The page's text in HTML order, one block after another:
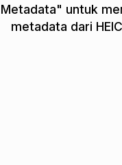
Metadata" untuk
metadata dari